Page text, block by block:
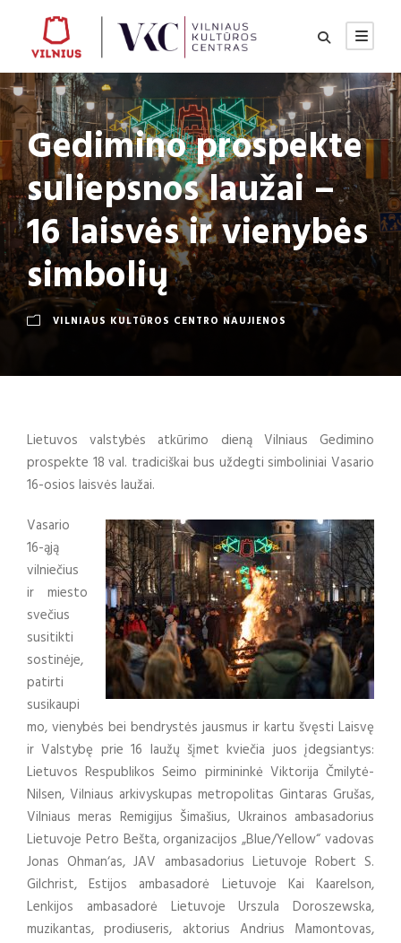
Gedimino prospekte
suliepsnos laužai –
16 laisvės ir vienybės
simbolių
VILNIAUS KULTŪROS CENTRO NAUJIENOS
Lietuvos valstybės atkūrimo dieną Vilniaus Gedimino
prospekte 18 val. tradiciškai bus uždegti simboliniai Vasario
16-osios laisvės laužai.
Vasario
16-ąją
vilniečius
ir miesto
svečius
susitikti
sostinėje,
patirti
susikaupi
mo, vienybės bei bendrystės jausmus ir kartu švęsti Laisvę
ir Valstybę prie 16 laužų šįmet kviečia juos įdegsiantys:
Lietuvos Respublikos Seimo pirmininkė Viktorija Čmilytė-
Nilsen, Vilniaus arkivyskupas metropolitas Gintaras Grušas,
Vilniaus meras Remigijus Šimašius, Ukrainos ambasadorius
Lietuvoje Petro Bešta, organizacijos „Blue/Yellow“ vadovas
Jonas Ohman‘as, JAV ambasadorius Lietuvoje Robert S.
Gilchrist, Estijos ambasadorė Lietuvoje Kai Kaarelson,
Lenkijos ambasadorė Lietuvoje Urszula Doroszewska,
muzikantas, prodiuseris, aktorius Andrius Mamontovas,